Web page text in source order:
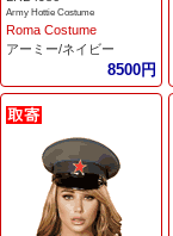
Army Hottie Costume
Roma Costume
アーミー/ネイビー
8500円